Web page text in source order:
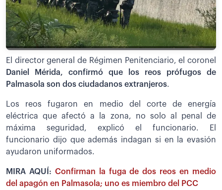
El director general de Régimen Penitenciario, el coronel
Daniel Mérida, confirmó que los reos prófugos de
Palmasola son dos ciudadanos extranjeros.
Los reos fugaron en medio del corte de energía
eléctrica que afectó a la zona, no solo al penal de
máxima seguridad, explicó el funcionario. El
funcionario dijo que además indagan si en la evasión
ayudaron uniformados.
MIRA AQUÍ: Confirman la fuga de dos reos en medio
del apagón en Palmasola; uno es miembro del PCC